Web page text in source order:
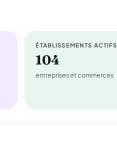
ÉTABLISSEMENTS ACTIFS
104
entreprises et commerces